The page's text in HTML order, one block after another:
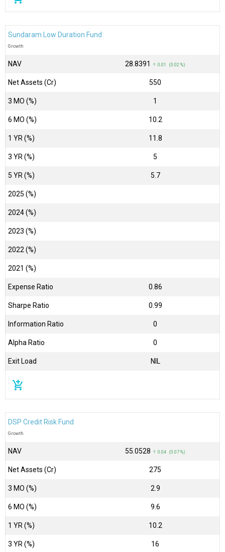
Sundaram Low Duration Fund
Growth
NAV ₹28.8391 ↑ 0.01 (0.02 %)
Net Assets (Cr) ₹550
3 MO (%) 1
6 MO (%) 10.2
1 YR (%) 11.8
3 YR (%) 5
5 YR (%) 5.7
2025 (%)
2024 (%)
2023 (%)
2022 (%)
2021 (%)
Expense Ratio 0.86
Sharpe Ratio 0.99
Information Ratio 0
Alpha Ratio 0
Exit Load NIL
add_shopping_cart
DSP Credit Risk Fund
Growth
NAV ₹55.0528 ↑ 0.04 (0.07 %)
Net Assets (Cr) ₹275
3 MO (%) 2.9
6 MO (%) 9.6
1 YR (%) 10.2
3 YR (%) 16